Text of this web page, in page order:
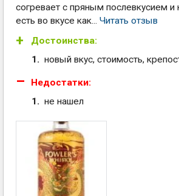
согревает с пряным послевкусием и
есть во вкусе как... Читать отзыв
Достоинства:
новый вкус, стоимость,
Недостатки:
не нашел